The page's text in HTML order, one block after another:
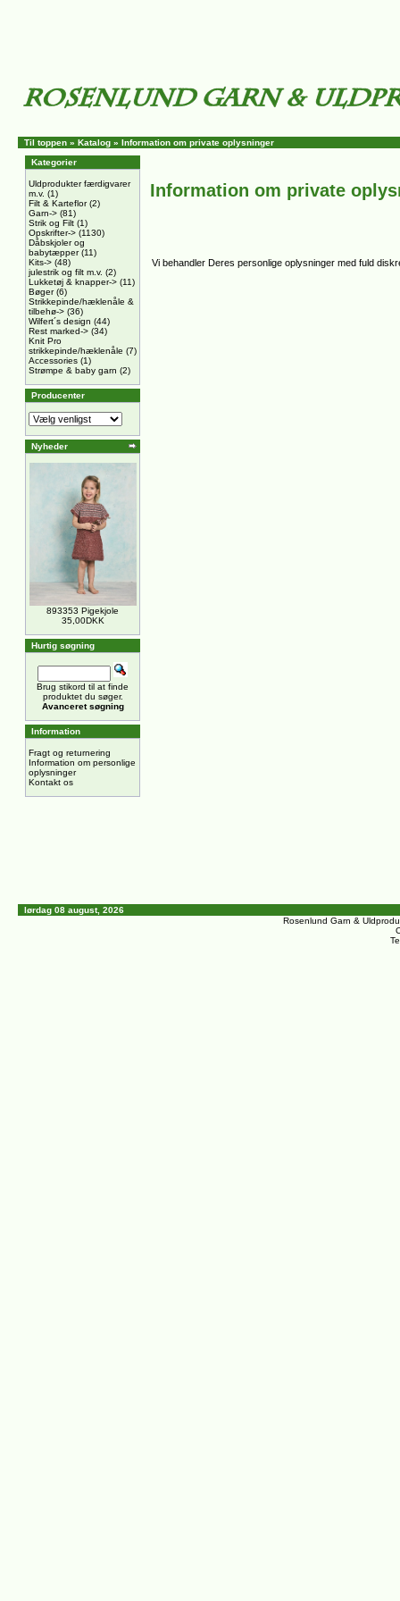
Til toppen » Katalog » Information om private oplysninger
Kategorier
Uldprodukter færdigvarer
m.v. (1)
Filt & Karteflor(2)
Garn-> (81)
Strik og Filt (1)
Opskrifter-> (1130)
Dåbskjoler og
babytæpper(11)
Kits-> (48)
julestrik og filt m.v. (2)
Lukketøj & knapper-> (11)
Bøger(6)
Strikkepinde/hæklenåle &
tilbehø-> (36)
Wilfert´s design (44)
Rest marked-> (34)
Knit Pro
strikkepinde/hæklenåle (7)
Accessories (1)
Strømpe & baby garn (2)
Producenter
Nyheder
893353 Pigekjole
35,00DKK
Hurtig søgning
Brug stikord til at finde
produktet du søger.
Avanceret søgning
Information
Fragt og returnering
Information om personlige
oplysninger
Kontakt os
Information om private
Vi behandler Deres personlige oplysninger med fuld
lørdag 08 august, 2026
Rosenlund Garn &